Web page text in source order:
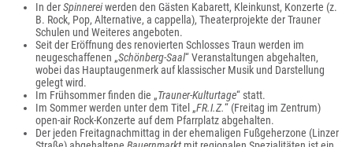
In derSpinnereiwerden den Gästen Kabarett, Kleinkunst, Konzerte (z.
B. Rock, Pop, Alternative, a cappella), Theaterprojekte der Trauner
Schulen und Weiteres angeboten.
Seit der Eröffnung des renovierten Schlosses Traun werden im
neugeschaffenen „Schönberg-Saal“ Veranstaltungen abgehalten,
wobei das Hauptaugenmerk auf klassischer Musik und Darstellung
gelegt wird.
Im Frühsommer finden die „Trauner-Kulturtage“ statt.
Im Sommer werden unter dem Titel „FR.I.Z.“ (Freitag im Zentrum)
open-air Rock-Konzerte auf dem Pfarrplatz abgehalten.
Der jeden Freitagnachmittag in der ehemaligen Fußgeherzone (Linzer